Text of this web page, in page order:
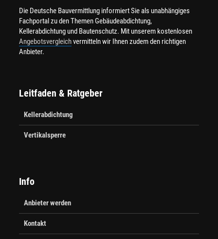
Die Deutsche Bauvermittlung informiert Sie als unabhängiges
Fachportal zu den Themen Gebäudeabdichtung,
Kellerabdichtung und Bautenschutz. Mit unserem kostenlosen
Angebotsvergleichvermitteln wir Ihnen zudem den richtigen
Anbieter.
Leitfaden & Ratgeber
Kellerabdichtung
Vertikalsperre
Info
Anbieter werden
Kontakt